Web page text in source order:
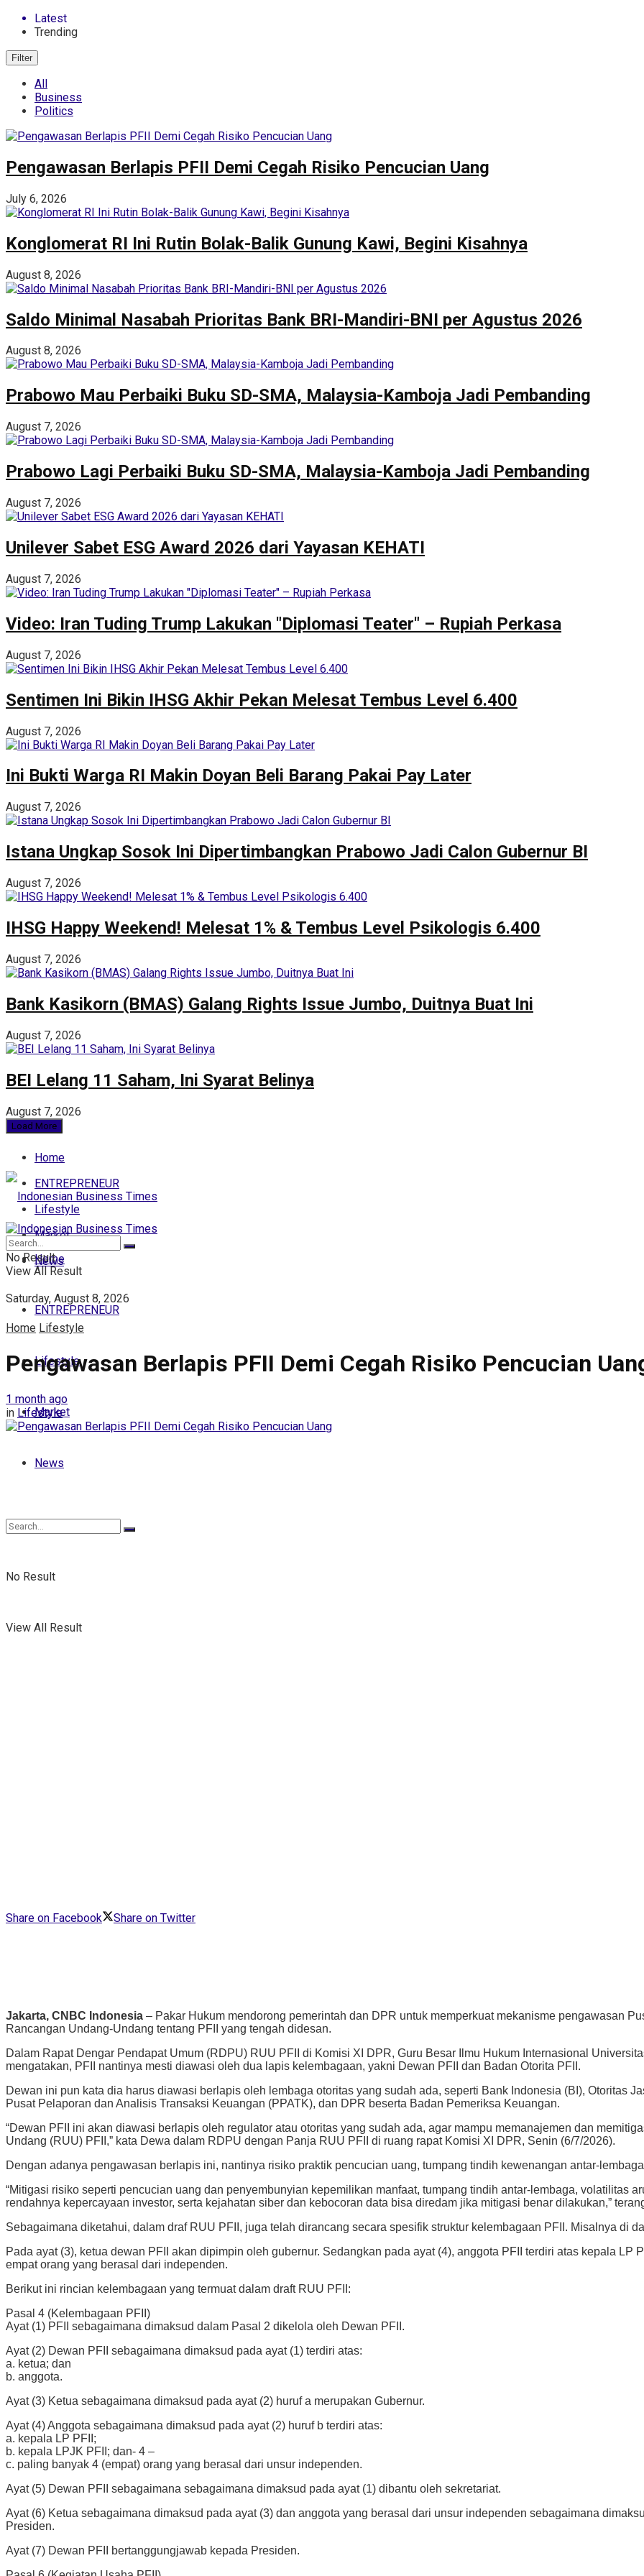
Latest
Trending
Filter
All
Business
Politics
Pengawasan Berlapis PFII Demi Cegah Risiko Pencucian Uang
July 6, 2026
Konglomerat RI Ini Rutin Bolak-Balik Gunung Kawi, Begini Kisahnya
August 8, 2026
Saldo Minimal Nasabah Prioritas Bank BRI-Mandiri-BNI per Agustus 2026
August 8, 2026
Prabowo Mau Perbaiki Buku SD-SMA, Malaysia-Kamboja Jadi Pembanding
August 7, 2026
Prabowo Lagi Perbaiki Buku SD-SMA, Malaysia-Kamboja Jadi Pembanding
August 7, 2026
Unilever Sabet ESG Award 2026 dari Yayasan KEHATI
August 7, 2026
Video: Iran Tuding Trump Lakukan "Diplomasi Teater" – Rupiah Perkasa
August 7, 2026
Sentimen Ini Bikin IHSG Akhir Pekan Melesat Tembus Level 6.400
August 7, 2026
Ini Bukti Warga RI Makin Doyan Beli Barang Pakai Pay Later
August 7, 2026
Istana Ungkap Sosok Ini Dipertimbangkan Prabowo Jadi Calon Gubernur BI
August 7, 2026
IHSG Happy Weekend! Melesat 1% & Tembus Level Psikologis 6.400
August 7, 2026
Bank Kasikorn (BMAS) Galang Rights Issue Jumbo, Duitnya Buat Ini
August 7, 2026
BEI Lelang 11 Saham, Ini Syarat Belinya
August 7, 2026
Load More
Home
ENTREPRENEUR
Lifestyle
Market
News
Saturday, August 8, 2026
Home
ENTREPRENEUR
Lifestyle
Market
News
No Result
View All Result
No Result
View All Result
Home Lifestyle
Pengawasan Berlapis PFII Demi Cegah Risiko Pencucian
1 month ago
in Lifestyle
Share on Facebook Share on Twitter
Jakarta, CNBC Indonesia – Pakar Hukum mendorong pemerintah dan DPR untuk memperkuat mekanisme pengawasan
Rancangan Undang-Undang tentang PFII yang tengah didesan.
Dalam Rapat Dengar Pendapat Umum (RDPU) RUU PFII di Komisi XI DPR, Guru Besar Ilmu Hukum Internasional
mengatakan, PFII nantinya mesti diawasi oleh dua lapis kelembagaan, yakni Dewan PFII dan Badan Otorita PFII.
Dewan ini pun kata dia harus diawasi berlapis oleh lembaga otoritas yang sudah ada, seperti Bank Indonesia (BI), Otoritas
Pusat Pelaporan dan Analisis Transaksi Keuangan (PPATK), dan DPR beserta Badan Pemeriksa Keuangan.
“Dewan PFII ini akan diawasi berlapis oleh regulator atau otoritas yang sudah ada, agar mampu memanajemen dan
Undang (RUU) PFII,” kata Dewa dalam RDPU dengan Panja RUU PFII di ruang rapat Komisi XI DPR, Senin (6/7/2026).
Dengan adanya pengawasan berlapis ini, nantinya risiko praktik pencucian uang, tumpang tindih kewenangan antar-
“Mitigasi risiko seperti pencucian uang dan penyembunyian kepemilikan manfaat, tumpang tindih antar-lembaga, volatilitas
rendahnya kepercayaan investor, serta kejahatan siber dan kebocoran data bisa diredam jika mitigasi benar dilakukan,”
Sebagaimana diketahui, dalam draf RUU PFII, juga telah dirancang secara spesifik struktur kelembagaan PFII. Misalnya di
Pada ayat (3), ketua dewan PFII akan dipimpin oleh gubernur. Sedangkan pada ayat (4), anggota PFII terdiri atas kepala LP
empat orang yang berasal dari independen.
Berikut ini rincian kelembagaan yang termuat dalam draft RUU PFII:
Pasal 4 (Kelembagaan PFII)
Ayat (1) PFII sebagaimana dimaksud dalam Pasal 2 dikelola oleh Dewan PFII.
Ayat (2) Dewan PFII sebagaimana dimaksud pada ayat (1) terdiri atas:
a. ketua; dan
b. anggota.
Ayat (3) Ketua sebagaimana dimaksud pada ayat (2) huruf a merupakan Gubernur.
Ayat (4) Anggota sebagaimana dimaksud pada ayat (2) huruf b terdiri atas:
a. kepala LP PFII;
b. kepala LPJK PFII; dan- 4 –
c. paling banyak 4 (empat) orang yang berasal dari unsur independen.
Ayat (5) Dewan PFII sebagaimana sebagaimana dimaksud pada ayat (1) dibantu oleh sekretariat.
Ayat (6) Ketua sebagaimana dimaksud pada ayat (3) dan anggota yang berasal dari unsur independen sebagaimana
Presiden.
Ayat (7) Dewan PFII bertanggungjawab kepada Presiden.